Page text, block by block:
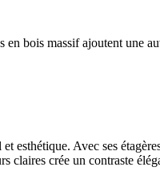
bois massif ajoutent une
esthétique. Avec ses
claires crée un contraste